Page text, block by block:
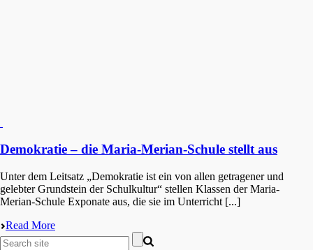
Demokratie – die Maria-Merian-Schule stellt aus
Unter dem Leitsatz „Demokra­tie ist ein von allen getra­ge­ner und
geleb­ter Grund­stein der Schul­kul­tur“ stellen Klassen der Maria-
Merian-Schule Expona­te aus, die sie im Unter­richt [...]
Read More